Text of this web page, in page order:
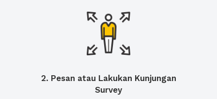
2. Pesan atau Lakukan Kunjungan
Survey